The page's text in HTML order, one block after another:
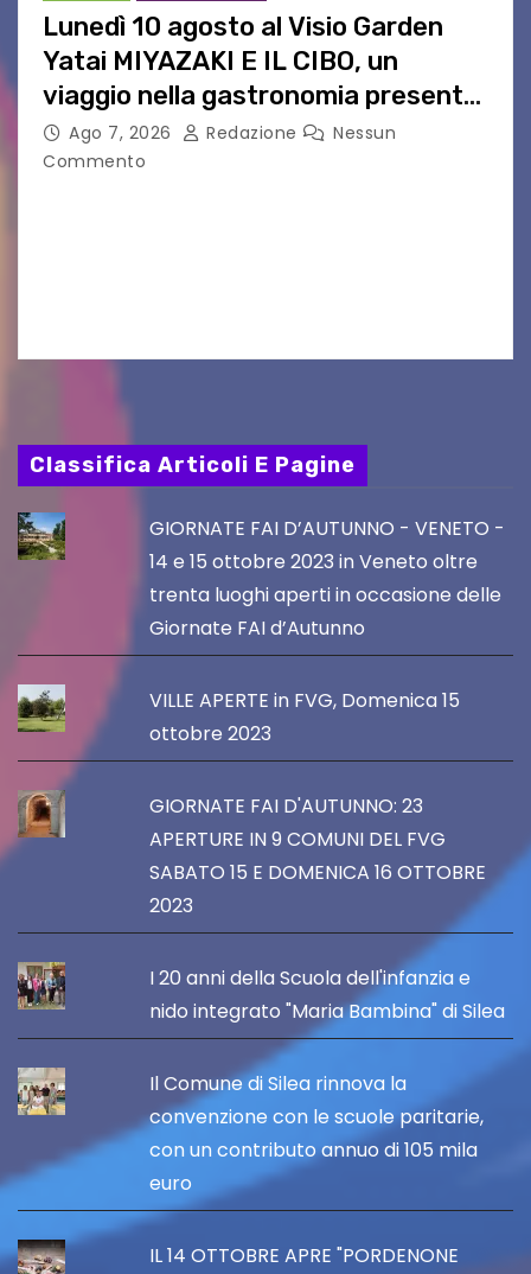
Lunedì 10 agosto al Visio Garden
Yatai MIYAZAKI E IL CIBO, un
viaggio nella gastronomia presente
nei film di Hayao Miyazaki!
Ago 7, 2026 Redazione
Nessun
Commento
Classifica Articoli E Pagine
GIORNATE FAI D’AUTUNNO - VENETO -
14 e 15 ottobre 2023 in Veneto oltre
trenta luoghi aperti in occasione delle
Giornate FAI d’Autunno
VILLE APERTE in FVG, Domenica 15
ottobre 2023
GIORNATE FAI D'AUTUNNO: 23
APERTURE IN 9 COMUNI DEL FVG
SABATO 15 E DOMENICA 16 OTTOBRE
2023
I 20 anni della Scuola dell'infanzia e
nido integrato "Maria Bambina" di Silea
Il Comune di Silea rinnova la
convenzione con le scuole paritarie,
con un contributo annuo di 105 mila
euro
IL 14 OTTOBRE APRE "PORDENONE